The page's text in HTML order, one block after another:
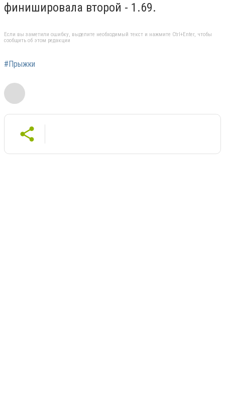
финишировала второй - 1.69.
Если вы заметили ошибку, выделите необходимый текст и нажмите Ctrl+Enter, чтобы
сообщить об этом редакции
#Прыжки